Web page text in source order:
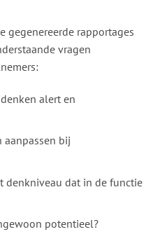
gegenereerde rapportages
vragen
alert en
aanpassen bij
denkniveau dat in de functie
potentieel?